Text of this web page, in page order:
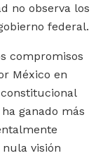
no observa los
federal.
compromisos
México en
ganado más
visión